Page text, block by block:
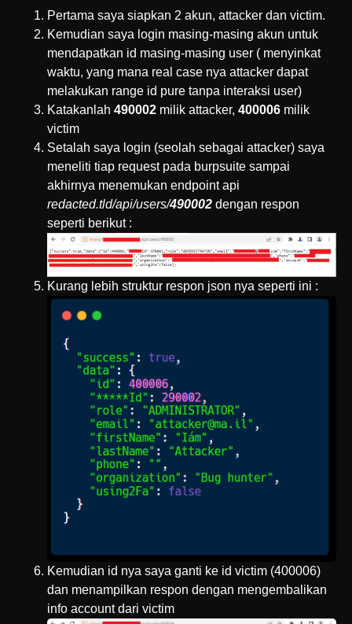
Pertama saya siapkan 2 akun, attacker dan victim.
Kemudian saya login masing-masing akun untuk
mendapatkan id masing-masing user ( menyinkat
waktu, yang mana real case nya attacker dapat
melakukan range id pure tanpa interaksi user)
Katakanlah 490002 milik attacker, 400006 milik
victim
Setalah saya login (seolah sebagai attacker) saya
meneliti tiap request pada burpsuite sampai
akhirnya menemukan endpoint api
redacted.tld/api/users/490002 dengan respon
seperti berikut :
Kurang lebih struktur respon json nya seperti ini :
Kemudian id nya saya ganti ke id victim (400006)
dan menampilkan respon dengan mengembalikan
info account dari victim